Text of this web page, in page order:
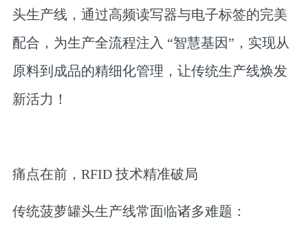
头生产线，通过高频读写器与电子标签的完美
配合，为生产全流程注入 “智慧基因”，实现从
原料到成品的精细化管理，让传统生产线焕发
新活力！
痛点在前，RFID 技术精准破局
传统菠萝罐头生产线常面临诸多难题：